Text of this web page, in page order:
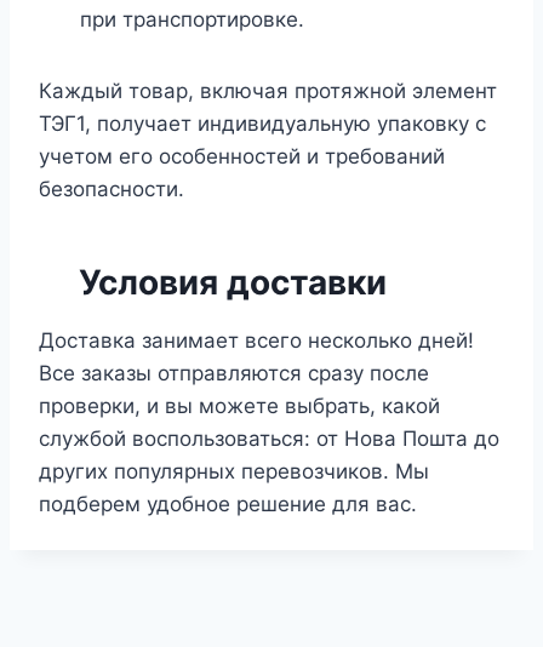
при транспортировке.
Каждый товар, включая протяжной элемент
ТЭГ1, получает индивидуальную упаковку с
учетом его особенностей и требований
безопасности.
Условия доставки
Доставка занимает всего несколько дней!
Все заказы отправляются сразу после
проверки, и вы можете выбрать, какой
службой воспользоваться: от Нова Пошта до
других популярных перевозчиков. Мы
подберем удобное решение для вас.